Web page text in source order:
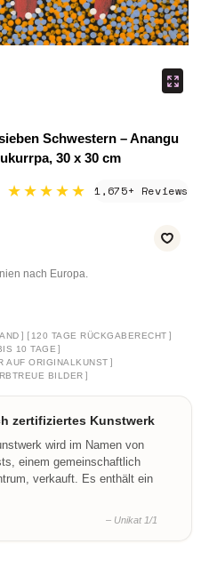
Schwestern – Anangu
30 x 30 cm
★★★★★ 1,675+ Reviews
nach Europa.
] [ 120 TAGE RÜCKGABERECHT ]
10 TAGE ]
ORIGINALKUNST
]
BILDER ]
zertifiziertes Kunstwerk
wird im Namen von
einem gemeinschaftlich
verkauft. Es enthält ein
– Unikat 1/1